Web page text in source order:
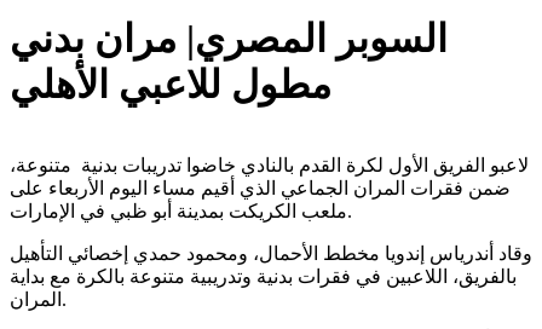
السوبر المصري| مران بدني
مطول للاعبي الأهلي
لاعبو الفريق الأول لكرة القدم بالنادي خاضوا تدريبات بدنية متنوعة،
ضمن فقرات المران الجماعي الذي أقيم مساء اليوم الأربعاء على
ملعب الكريكت بمدينة أبو ظبي في الإمارات.
وقاد أندرياس إندويا مخطط الأحمال، ومحمود حمدي إخصائي التأهيل
بالفريق، اللاعبين في فقرات بدنية وتدريبية متنوعة بالكرة مع بداية
المران.